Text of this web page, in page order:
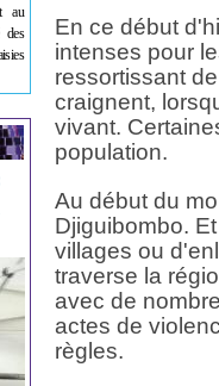
au
des
En ce début
intenses pour
ressortissant
craignent,
vivant.
population.
Au début du
Djiguibombo.
villages ou
traverse la
avec de
actes de
règles.